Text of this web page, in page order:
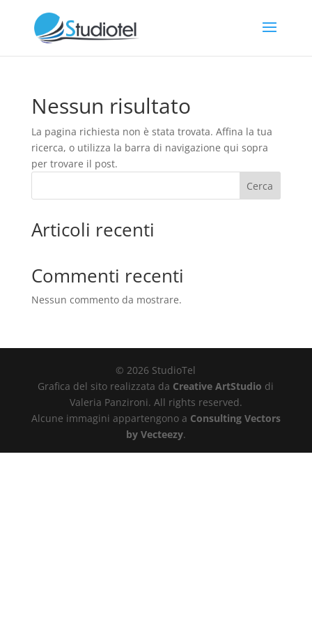
Nessun risultato
La pagina richiesta non è stata trovata. Affina la tua
ricerca, o utilizza la barra di navigazione qui sopra
per trovare il post.
Cerca
Articoli recenti
Commenti recenti
Nessun commento da mostrare.
© 2026 StudioTel
Grafica del sito realizzata da Creative ArtStudio di
Valeria Panzironi. All rights reserved.
Alcune immagini appartengono a Consulting Vectors
by Vecteezy.